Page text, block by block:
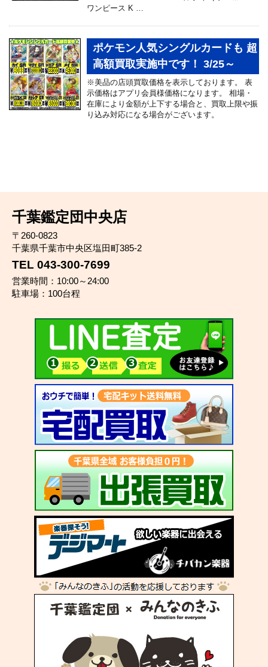
ワンピース K …
ポケモン人気シングルカードも 超
高額買取実施中です！ 3/25～
※美品の店頭買取価格を表示しております。 表
示価格はアプリ会員様価格になります。 相場・
在庫により金額が上下する場合と、買取上限や振
り込み対応になる場合がございます。
千葉鑑定団中央店
〒260-0823
千葉県千葉市中央区塩田町385-2
TEL 043-300-7699
営業時間：10:00～24:00
駐車場：100台程